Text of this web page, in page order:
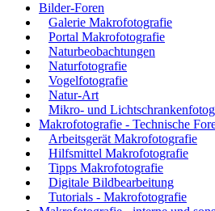
Bilder-Foren
Galerie Makrofotografie
Portal Makrofotografie
Naturbeobachtungen
Naturfotografie
Vogelfotografie
Natur-Art
Mikro- und
Makrofotografie - Technische
Arbeitsgerät Makrofotografie
Hilfsmittel Makrofotografie
Tipps Makrofotografie
Digitale Bildbearbeitung
Tutorials - Makrofotografie